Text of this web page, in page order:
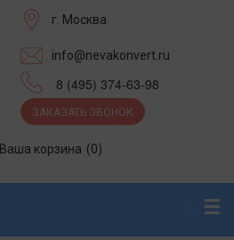
г. Москва
info@nevakonvert.ru
8 (495) 374-63-98
ЗАКАЗАТЬ ЗВОНОК
Ваша корзина (0)
☰